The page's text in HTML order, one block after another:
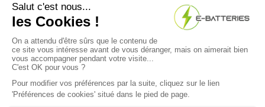
A Propos
Qui sommes-nous ?
Actualités
F.A.Q